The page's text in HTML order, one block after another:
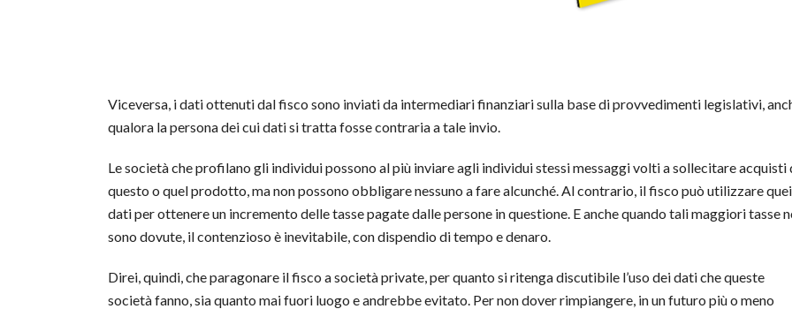
Viceversa, i dati ottenuti dal fisco sono inviati da intermediari finanziari sulla base di provvedimenti legislativi,
qualora la persona dei cui dati si tratta fosse contraria a tale invio.
Le società che profilano gli individui possono al più inviare agli individui stessi messaggi volti a sollecitare acquisti
questo o quel prodotto, ma non possono obbligare nessuno a fare alcunché. Al contrario, il fisco può utilizzare quei
dati per ottenere un incremento delle tasse pagate dalle persone in questione. E anche quando tali maggiori tasse
sono dovute, il contenzioso è inevitabile, con dispendio di tempo e denaro.
Direi, quindi, che paragonare il fisco a società private, per quanto si ritenga discutibile l’uso dei dati che queste
società fanno, sia quanto mai fuori luogo e andrebbe evitato. Per non dover rimpiangere, in un futuro più o meno